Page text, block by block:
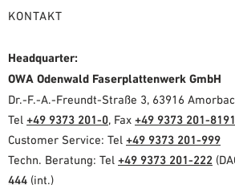
KONTAKT
Headquarter:
OWA Odenwald Faserplattenwerk GmbH
Dr.-F.-A.-Freundt-Straße 3, 63916
Tel +49 9373 201-0, Fax +49 9373 201-8191
Customer Service: Tel +49 9373 201-999
Techn. Beratung: Tel +49 9373 201-222
444 (int.)